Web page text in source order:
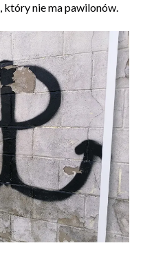
, który nie ma pawilonów.